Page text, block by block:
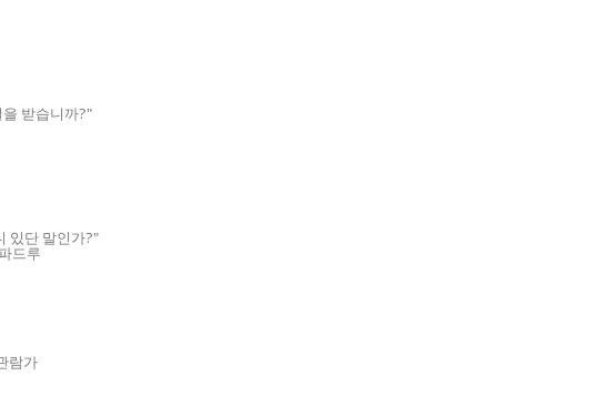
받습니까?"
있단 말인가?"
드루
람가